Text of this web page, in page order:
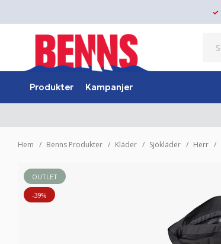
Produkter Kampanjer
Hem Benns Produkter Kläder Sjökläder Herr
OUTLET
-39%